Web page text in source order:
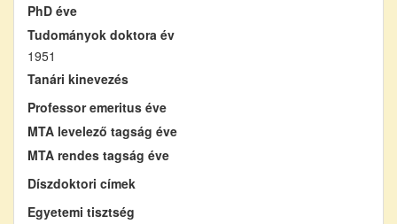
PhD éve
Tudományok doktora év
1951
Tanári kinevezés
Professor emeritus éve
MTA levelező tagság éve
MTA rendes tagság éve
Díszdoktori címek
Egyetemi tisztség